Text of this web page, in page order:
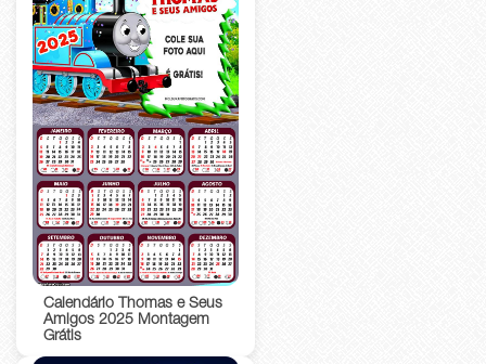
Calendário Thomas e Seus
Amigos 2025 Montagem
Grátis